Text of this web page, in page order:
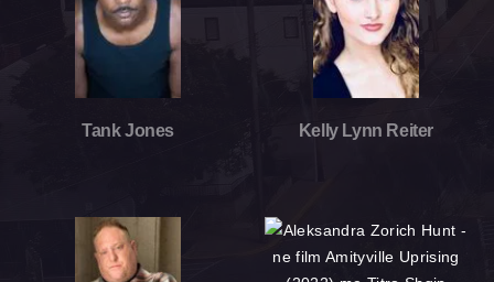
Tank Jones Kelly Lynn Reiter